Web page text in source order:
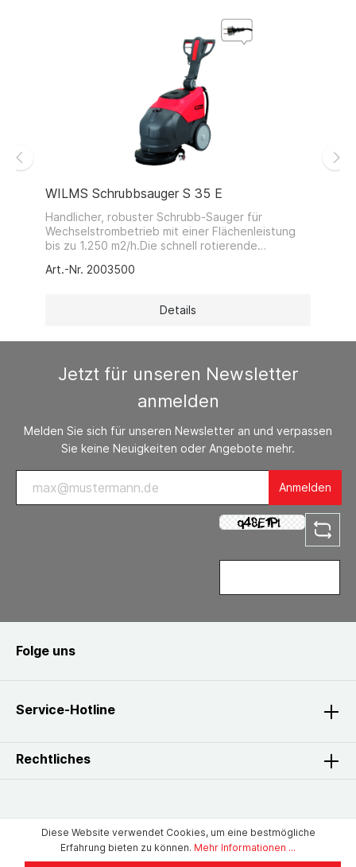
WILMS Schrubbsauger S 35 E
Handlicher, robuster Schrubb-Sauger für
Wechselstrombetrieb mit einer Flächenleistung
bis zu 1.250 m2/h.Die schnell rotierende
Sicherheitsfliesen, Gumminoppen- und
ist die Maschine äußerst wendig und eignet sich
besonders für kleine Flächen und beengte
Tellerbürste mittlerer Härte (spezielle
Anfrage)
Art.-Nr. 2003500
Details
Jetzt für unseren Newsletter
anmelden
Melden Sie sich für unseren Newsletter an und verpassen
Sie keine Neuigkeiten oder Angebote mehr.
Anmelden
Service-Hotline
Folge uns
Rechtliches
Diese Website verwendet Cookies, um eine bestmögliche
Erfahrung bieten zu können. Mehr Informationen ...